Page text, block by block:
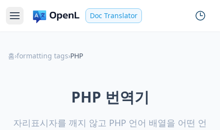
Doc Translator
홈›formatting tags›PHP
PHP 번역기
자리표시자를 깨지 않고 PHP 언어 배열을 어떤 언